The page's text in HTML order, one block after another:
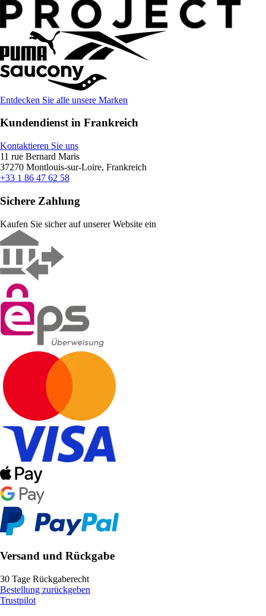
Entdecken Sie alle unsere Marken
Kundendienst in Frankreich
Kontaktieren Sie uns
11 rue Bernard Maris
37270 Montlouis-sur-Loire, Frankreich
+33 1 86 47 62 58
Sichere Zahlung
Kaufen Sie sicher auf unserer Website ein
Versand und Rückgabe
30 Tage Rückgaberecht
Bestellung zurückgeben
Trustpilot